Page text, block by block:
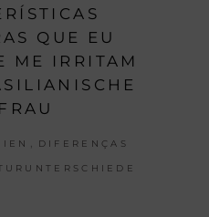
QUE EU
ME IRRITAM
DIFERENÇAS